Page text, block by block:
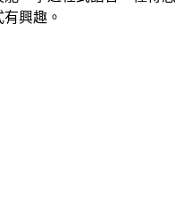
興趣。